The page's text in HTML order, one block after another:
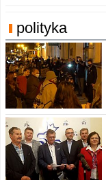
polityka